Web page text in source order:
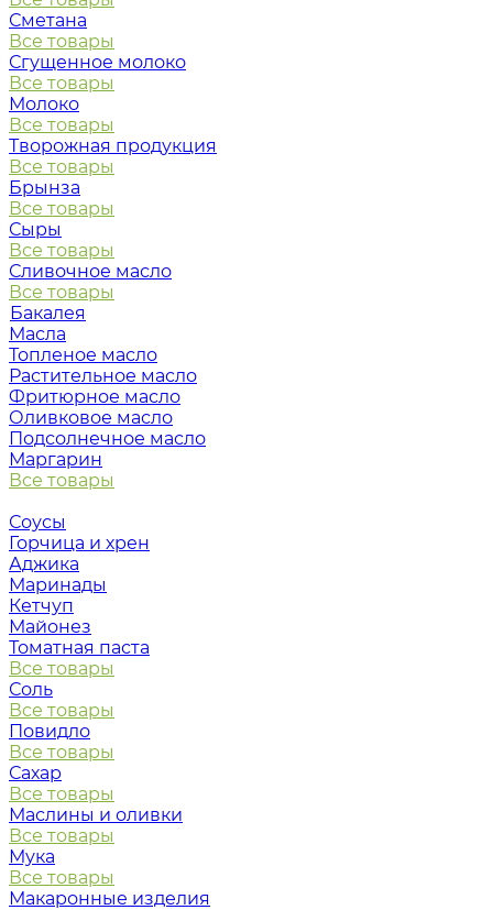
Сметана
Все товары
Сгущенное молоко
Все товары
Молоко
Все товары
Творожная продукция
Все товары
Брынза
Все товары
Сыры
Все товары
Сливочное масло
Все товары
Бакалея
Масла
Топленое масло
Растительное масло
Фритюрное масло
Оливковое масло
Подсолнечное масло
Маргарин
Все товары
Соусы
Горчица и хрен
Аджика
Маринады
Кетчуп
Майонез
Томатная паста
Все товары
Соль
Все товары
Повидло
Все товары
Сахар
Все товары
Маслины и оливки
Все товары
Мука
Все товары
Макаронные изделия